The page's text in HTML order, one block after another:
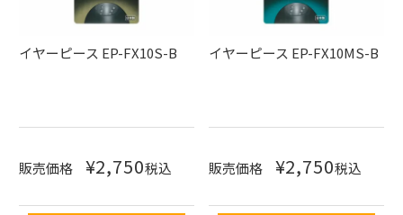
イヤーピース EP-FX10S-B
販売価格 ¥2,750税込
イヤーピース EP-FX10MS-B
販売価格 ¥2,750税込